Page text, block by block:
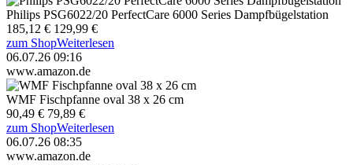
Philips PSG6022/20 PerfectCare 6000 Series Dampfbügelstation
185,12 € 129,99 €
zum ShopWeiterlesen
06.07.26 09:16
www.amazon.de
WMF Fischpfanne oval 38 x 26 cm
90,49 € 79,89 €
zum ShopWeiterlesen
06.07.26 08:35
www.amazon.de